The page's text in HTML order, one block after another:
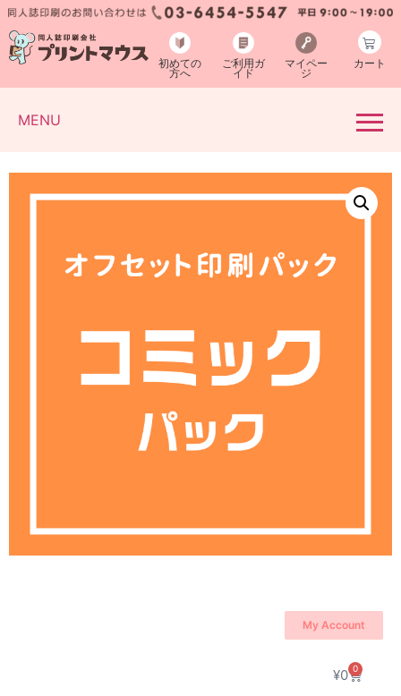
初めての
方へ
ご利用ガ
イド
マイペー
ジ
カート
MENU
My Account
¥0 0